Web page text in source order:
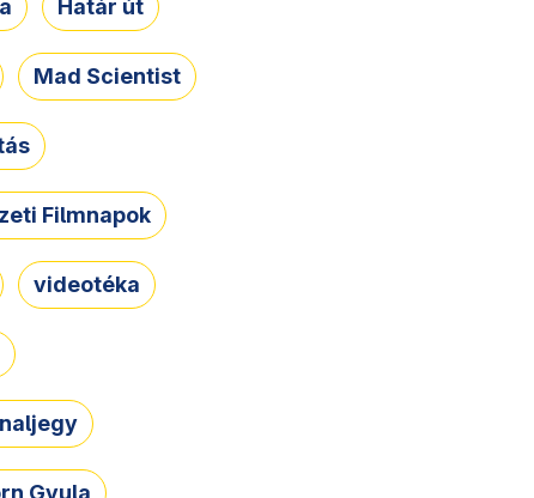
Határ út
Mad Scientist
Filmnapok
videotéka
Gyula